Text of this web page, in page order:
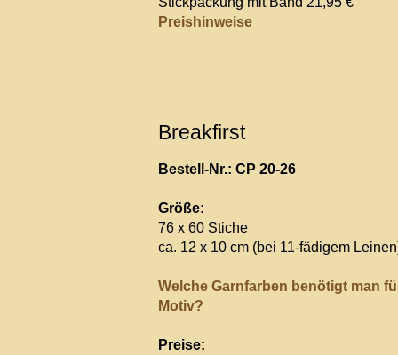
Preishinweise
Breakfirst
Bestell-Nr.: CP 20-26
Größe:
76 x 60 Stiche
ca. 12 x 10 cm (bei 11-fädigem
Welche Garnfarben benötigt man
Motiv?
Preise: